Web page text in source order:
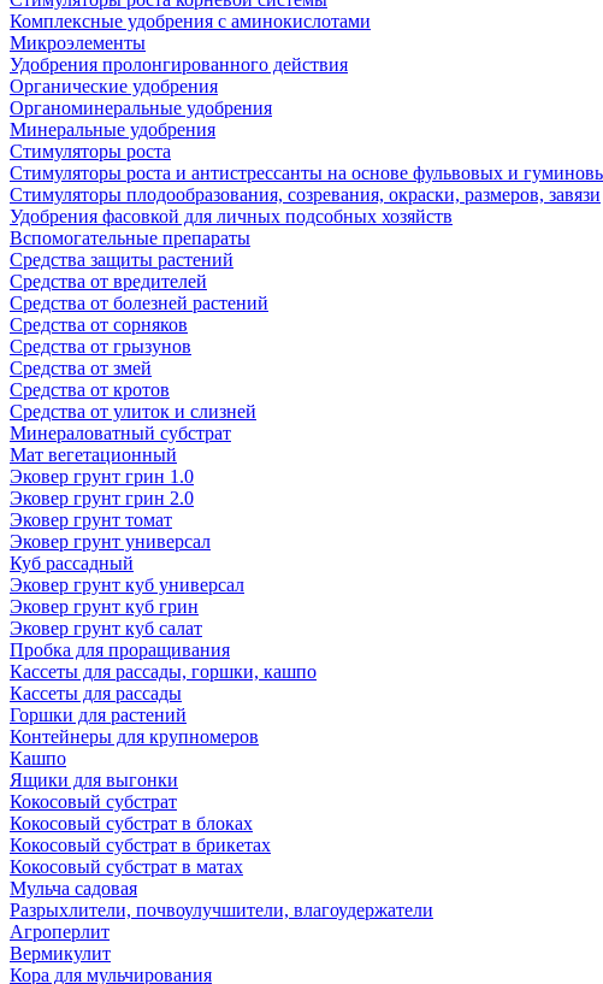
Комплексные удобрения с аминокислотами
Микроэлементы
Удобрения пролонгированного действия
Органические удобрения
Органоминеральные удобрения
Минеральные удобрения
Стимуляторы роста
Стимуляторы роста и антистрессанты на основе фульвовых и
Стимуляторы плодообразования, созревания, окраски, размеров, завязи
Удобрения фасовкой для личных подсобных хозяйств
Вспомогательные препараты
Средства защиты растений
Средства от вредителей
Средства от болезней растений
Средства от сорняков
Средства от грызунов
Средства от змей
Средства от кротов
Средства от улиток и слизней
Минераловатный субстрат
Мат вегетационный
Эковер грунт грин 1.0
Эковер грунт грин 2.0
Эковер грунт томат
Эковер грунт универсал
Куб рассадный
Эковер грунт куб универсал
Эковер грунт куб грин
Эковер грунт куб салат
Пробка для проращивания
Кассеты для рассады, горшки, кашпо
Кассеты для рассады
Горшки для растений
Контейнеры для крупномеров
Кашпо
Ящики для выгонки
Кокосовый субстрат
Кокосовый субстрат в блоках
Кокосовый субстрат в брикетах
Кокосовый субстрат в матах
Мульча садовая
Разрыхлители, почвоулучшители, влагоудержатели
Агроперлит
Вермикулит
Кора для мульчирования